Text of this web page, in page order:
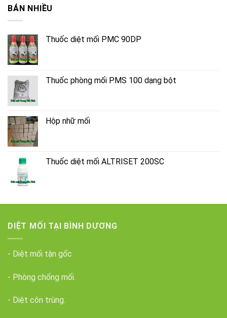
BÁN NHIỀU
Thuốc diệt mối PMC 90DP
Thuốc phòng mối PMS 100 dạng bột
Hộp nhữ mối
Thuốc diệt mối ALTRISET 200SC
DIỆT MỐI TẠI BÌNH DƯƠNG
- Diệt mối tận gốc
- Phòng chống mối.
- Diệt côn trùng.